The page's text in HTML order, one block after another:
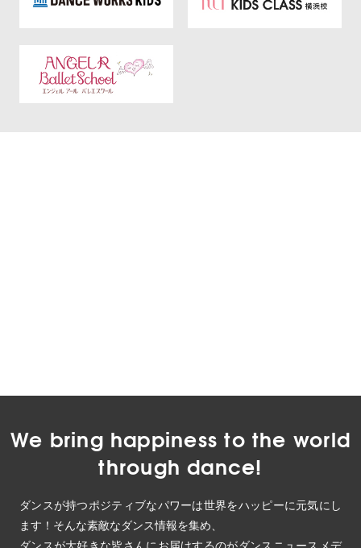
We bring happiness to the world
through dance!
ダンスが持つポジティブなパワーは世界をハッピーに元気にし
ます！そんな素敵なダンス情報を集め、